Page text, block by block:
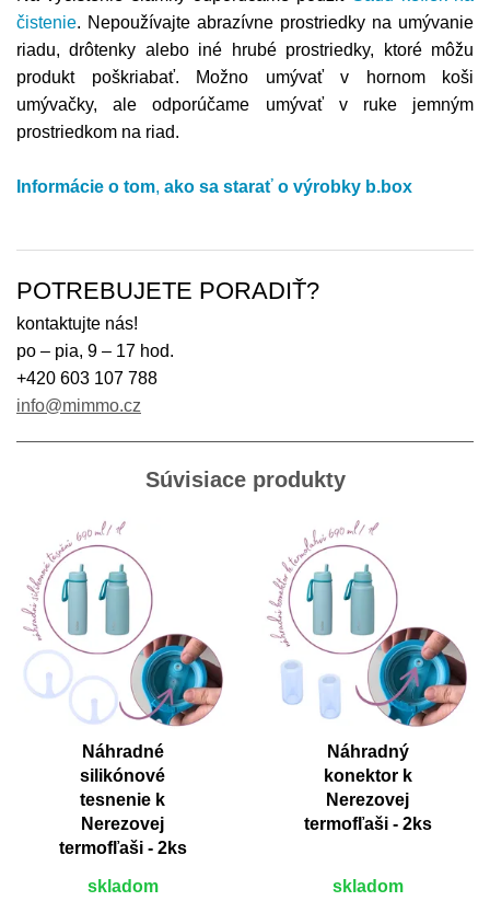
čistenie. Nepoužívajte abrazívne prostriedky na umývanie
riadu, drôtenky alebo iné hrubé prostriedky, ktoré môžu
produkt poškriabať. Možno umývať v hornom koši
umývačky, ale odporúčame umývať v ruke jemným
prostriedkom na riad.
Informácie o tom, ako sa starať o výrobky b.box
POTREBUJETE PORADIŤ?
kontaktujte nás!
po – pia, 9 – 17 hod.
+420 603 107 788
info@mimmo.cz
Súvisiace produkty
Náhradné
silikónové
tesnenie k
Nerezovej
termofľaši - 2ks
skladom
Náhradný
konektor k
Nerezovej
termofľaši - 2ks
skladom